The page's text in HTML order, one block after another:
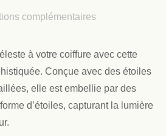
complémentaires
à votre coiffure avec cette
Conçue avec des étoiles
elle est embellie par des
d’étoiles, capturant la lumière